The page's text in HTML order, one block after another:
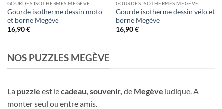
GOURDES ISOTHERMES MEGÈVE
Gourde isotherme dessin moto
et borne Megève
16,90€
GOURDES ISOTHERMES MEGÈVE
Gourde isotherme dessin vélo et
borne Megève
16,90€
NOS PUZZLES MEGÈVE
La puzzle est lecadeau, souvenir, de Megève ludique. A
monter seul ou entre amis.